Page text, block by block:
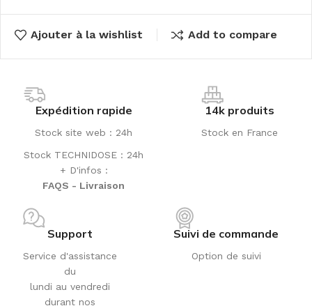
Ajouter à la wishlist Add to compare
Expédition rapide
Stock site web : 24h
Stock TECHNIDOSE : 24h
+ D'infos :
FAQS - Livraison
14k produits
Stock en France
Support
Service d'assistance
du
lundi au vendredi
durant nos
Suivi de commande
Option de suivi